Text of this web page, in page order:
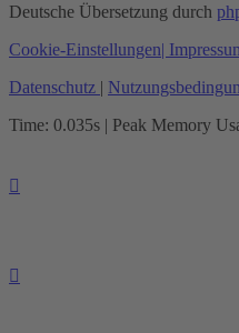
Deutsche Übersetzung durch
Cookie-Einstellungen|
Datenschutz |
Time: 0.035s | Peak Memory